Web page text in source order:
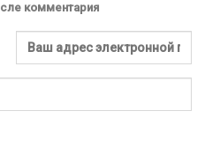
комментария